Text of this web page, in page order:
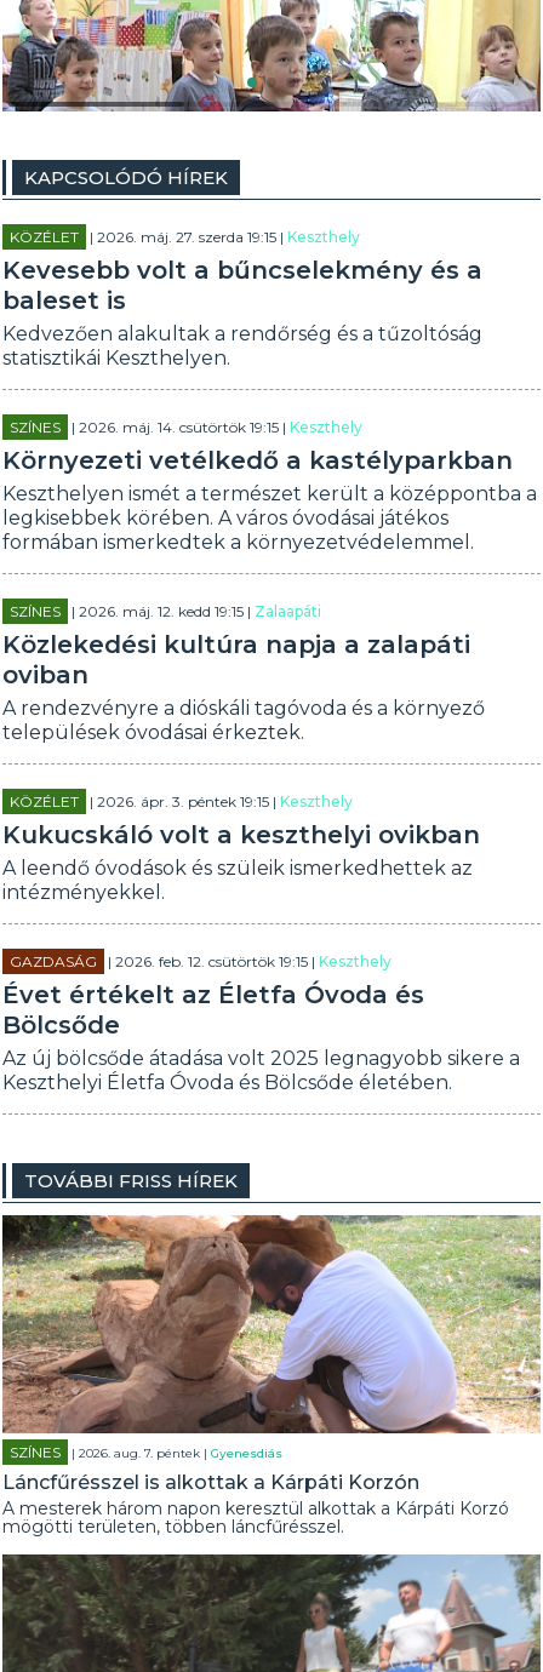
KAPCSOLÓDÓ HÍREK
KÖZÉLET | 2026. máj. 27. szerda 19:15 |Keszthely
Kevesebb volt a bűncselekmény és a
baleset is
Kedvezően alakultak a rendőrség és a tűzoltóság
statisztikái Keszthelyen.
SZÍNES | 2026. máj. 14. csütörtök 19:15 |Keszthely
Környezeti vetélkedő a kastélyparkban
Keszthelyen ismét a természet került a középpontba a
legkisebbek körében. A város óvodásai játékos
formában ismerkedtek a környezetvédelemmel.
SZÍNES | 2026. máj. 12. kedd 19:15 | Zalaapáti
Közlekedési kultúra napja a zalapáti
oviban
A rendezvényre a dióskáli tagóvoda és a környező
települések óvodásai érkeztek.
KÖZÉLET | 2026. ápr. 3. péntek 19:15 |Keszthely
Kukucskáló volt a keszthelyi ovikban
A leendő óvodások és szüleik ismerkedhettek az
intézményekkel.
GAZDASÁG | 2026. feb. 12. csütörtök 19:15 |Keszthely
Évet értékelt az Életfa Óvoda és
Bölcsőde
Az új bölcsőde átadása volt 2025 legnagyobb sikere a
Keszthelyi Életfa Óvoda és Bölcsőde életében.
TOVÁBBI FRISS HÍREK
SZÍNES | 2026. aug. 7. péntek |Gyenesdiás
Láncfűrésszel is alkottak a Kárpáti Korzón
A mesterek három napon keresztül alkottak a Kárpáti Korzó
mögötti területen, többen láncfűrésszel.